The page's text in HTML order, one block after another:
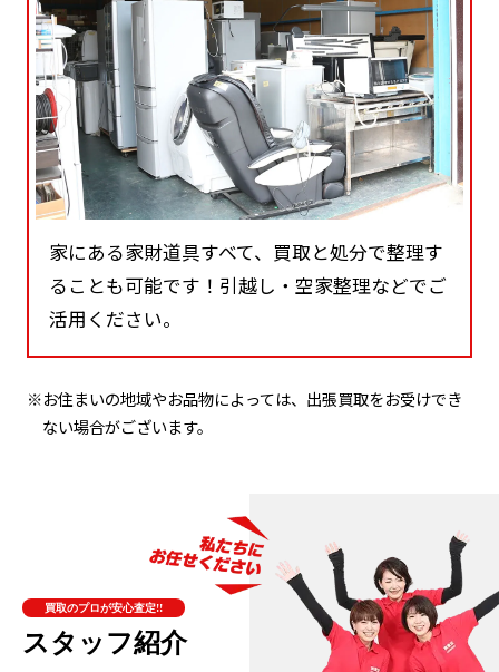
家にある家財道具すべて、買取と処分で整理す
ることも可能です！引越し・空家整理などでご
活用ください。
※お住まいの地域やお品物によっては、出張買取をお受けでき
ない場合がございます。
買取のプロが安心査定!!
スタッフ紹介